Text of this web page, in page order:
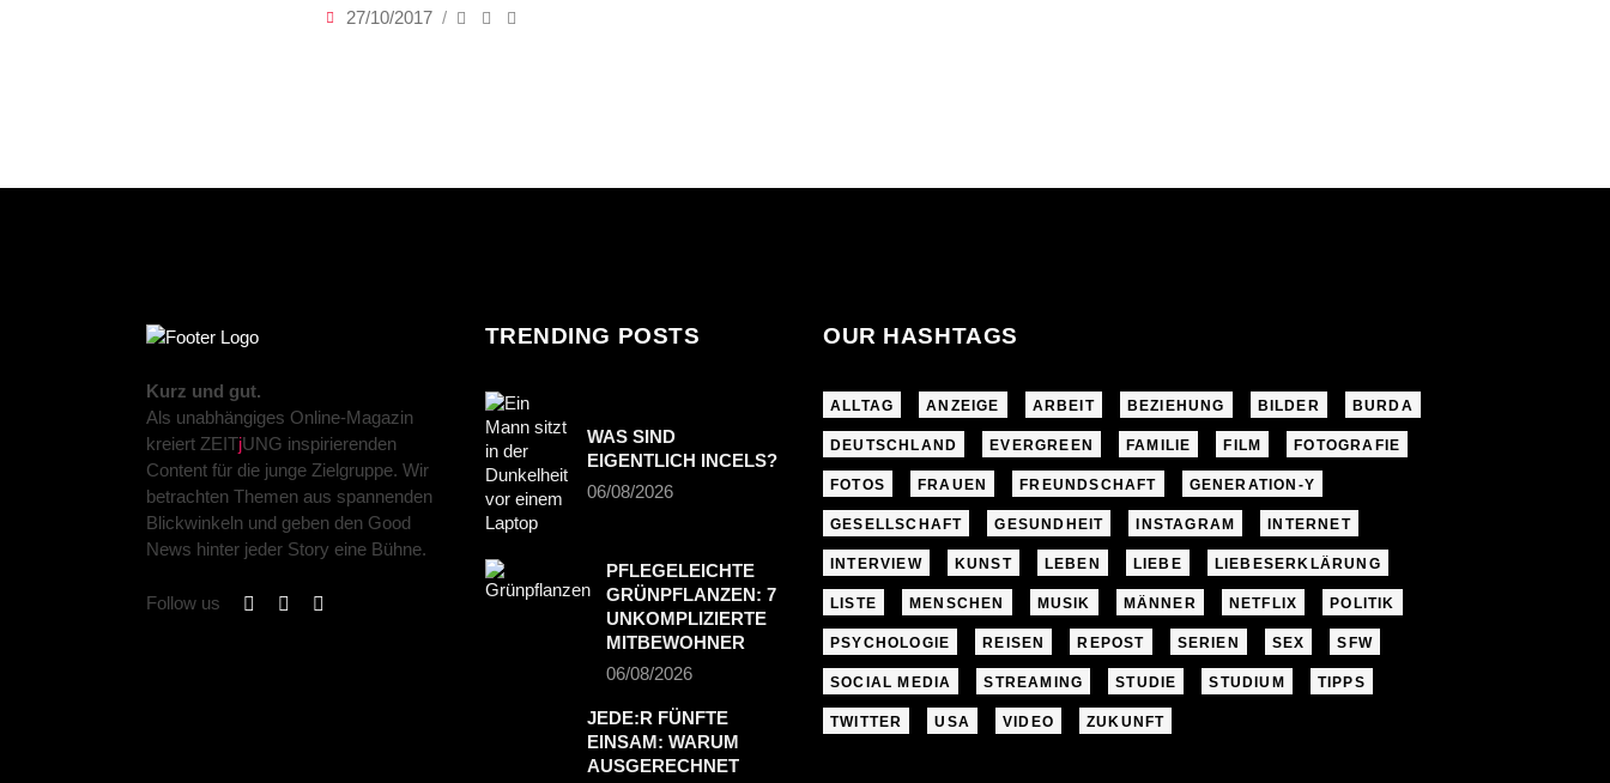
27/10/2017
Kurz und gut.
Als unabhängiges Online-Magazin
kreiert ZEITjUNG inspirierenden
Content für die junge Zielgruppe. Wir
betrachten Themen aus spannenden
Blickwinkeln und geben den Good
News hinter jeder Story eine Bühne.
Follow us
TRENDING POSTS
WAS SIND
EIGENTLICH INCELS?
06/08/2026
PFLEGELEICHTE
GRÜNPFLANZEN: 7
UNKOMPLIZIERTE
MITBEWOHNER
06/08/2026
JEDE:R FÜNFTE
EINSAM: WARUM
AUSGERECHNET
OUR HASHTAGS
ALLTAG ANZEIGE ARBEIT BEZIEHUNG BILDER BURDA
DEUTSCHLAND EVERGREEN FAMILIE FILM FOTOGRAFIE
FOTOS FRAUEN FREUNDSCHAFT GENERATION-Y
GESELLSCHAFT GESUNDHEIT INSTAGRAM INTERNET
INTERVIEW KUNST LEBEN LIEBE LIEBESERKLÄRUNG
LISTE MENSCHEN MUSIK MÄNNER NETFLIX POLITIK
PSYCHOLOGIE REISEN REPOST SERIEN SEX SFW
SOCIAL MEDIA STREAMING STUDIE STUDIUM TIPPS
TWITTER USA VIDEO ZUKUNFT